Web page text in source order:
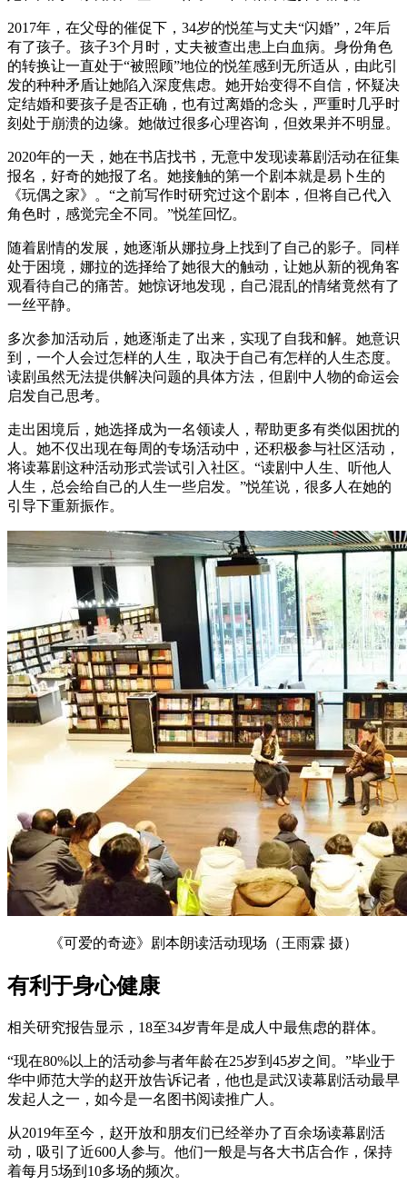
2017年，在父母的催促下，34岁的悦笙与丈夫“闪婚”，2年后
有了孩子。孩子3个月时，丈夫被查出患上白血病。身份角色
的转换让一直处于“被照顾”地位的悦笙感到无所适从，由此引
发的种种矛盾让她陷入深度焦虑。她开始变得不自信，怀疑决
定结婚和要孩子是否正确，也有过离婚的念头，严重时几乎时
刻处于崩溃的边缘。她做过很多心理咨询，但效果并不明显。
2020年的一天，她在书店找书，无意中发现读幕剧活动在征集
报名，好奇的她报了名。她接触的第一个剧本就是易卜生的
《玩偶之家》。“之前写作时研究过这个剧本，但将自己代入
角色时，感觉完全不同。”悦笙回忆。
随着剧情的发展，她逐渐从娜拉身上找到了自己的影子。同样
处于困境，娜拉的选择给了她很大的触动，让她从新的视角客
观看待自己的痛苦。她惊讶地发现，自己混乱的情绪竟然有了
一丝平静。
多次参加活动后，她逐渐走了出来，实现了自我和解。她意识
到，一个人会过怎样的人生，取决于自己有怎样的人生态度。
读剧虽然无法提供解决问题的具体方法，但剧中人物的命运会
启发自己思考。
走出困境后，她选择成为一名领读人，帮助更多有类似困扰的
人。她不仅出现在每周的专场活动中，还积极参与社区活动，
将读幕剧这种活动形式尝试引入社区。“读剧中人生、听他人
人生，总会给自己的人生一些启发。”悦笙说，很多人在她的
引导下重新振作。
《可爱的奇迹》剧本朗读活动现场（王雨霖 摄）
有利于身心健康
相关研究报告显示，18至34岁青年是成人中最焦虑的群体。
“现在80%以上的活动参与者年龄在25岁到45岁之间。”毕业于
华中师范大学的赵开放告诉记者，他也是武汉读幕剧活动最早
发起人之一，如今是一名图书阅读推广人。
从2019年至今，赵开放和朋友们已经举办了百余场读幕剧活
动，吸引了近600人参与。他们一般是与各大书店合作，保持
着每月5场到10多场的频次。